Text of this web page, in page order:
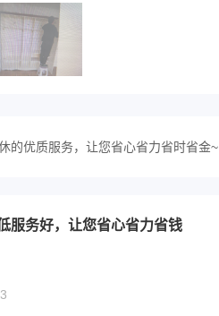
的优质服务，让您省心省力省时省金~
服务好，让您省心省力省钱